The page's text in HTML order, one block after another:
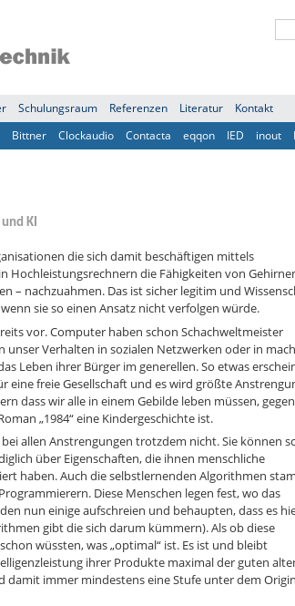
Schulungsraum Referenzen Literatur
Kontakt
Bittner Clockaudio Contacta eqqon IED inout
KI
die sich damit beschäftigen mittels
Hochleistungsrechnern die Fähigkeiten von
– nachzuahmen. Das ist sicher legitim und
sie so einen Ansatz nicht verfolgen würde.
vor. Computer haben schon Schachweltmeister
unser Verhalten in sozialen Netzwerken oder in
Leben ihrer Bürger im generellen. So etwas
eine freie Gesellschaft und es wird größte
dass wir alle in einem Gebilde leben müssen,
„1984“ eine Kindergeschichte ist.
allen Anstrengungen trotzdem nicht. Sie können
über Eigenschaften, die ihnen menschliche
haben. Auch die selbstlernenden Algorithmen
Diese Menschen legen fest, wo das
nun einige aufschreien und behaupten, dass es
gibt die sich darum kümmern). Als ob diese
wüssten, was „optimal“ ist. Es ist und bleibt
ihrer Produkte maximal der guten
damit immer mindestens eine Stufe unter dem